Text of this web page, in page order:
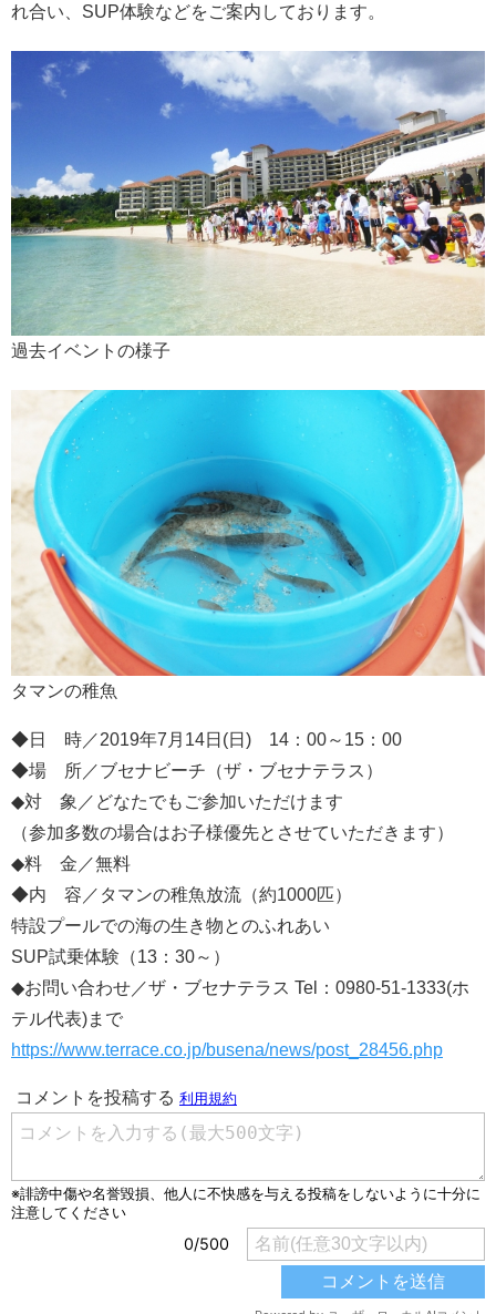
れ合い、SUP体験などをご案内しております。
過去イベントの様子
タマンの稚魚
◆日 時／2019年7月14日(日) 14：00～15：00
◆場 所／ブセナビーチ（ザ・ブセナテラス）
◆対 象／どなたでもご参加いただけます
（参加多数の場合はお子様優先とさせていただきます）
◆料 金／無料
◆内 容／タマンの稚魚放流（約1000匹）
特設プールでの海の生き物とのふれあい
SUP試乗体験（13：30～）
◆お問い合わせ／ザ・ブセナテラス Tel：0980-51-1333(ホ
テル代表)まで
https://www.terrace.co.jp/busena/news/post_28456.php